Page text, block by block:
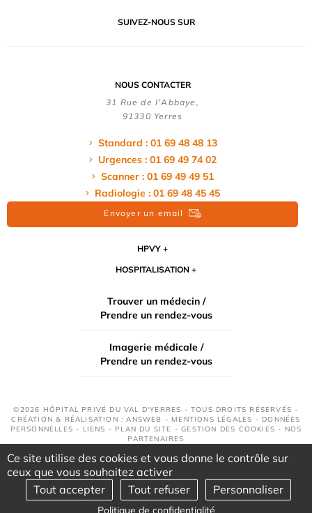
SUIVEZ-NOUS SUR
NOUS CONTACTER
31 Rue de l'Abbaye,
91330 Yerres
Standard : 01 69 48 48 13
Urgences : 01 69 49 74 02
Scanner : 01 69 49 49 51
Radiologie : 01 69 48 45 45
Envoyer un email
HPVY
HOSPITALISATION
Trouver un médecin /
Prendre un rendez-vous
Imagerie médicale /
Prendre un rendez-vous
©2026 HÔPITAL PRIVÉ DU VAL D'YERRES - TOUS DROITS RÉSERVÉS -
CRÉATION & RÉALISATION : ANSWEB - MENTIONS LÉGALES - DONNÉES
PERSONNELLES - LIENS - PLAN DU SITE -GESTION DES COOKIES - NOS
PARTENAIRES
Ce site utilise des cookies et vous donne le contrôle sur
ceux que vous souhaitez activer
Tout accepter
Tout refuser Personnaliser
Politique de confidentialité